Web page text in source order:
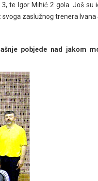
te Igor Mihić 2 gola. Još su
svoga zaslužnog trenera Ivana
pobjede nad jakom